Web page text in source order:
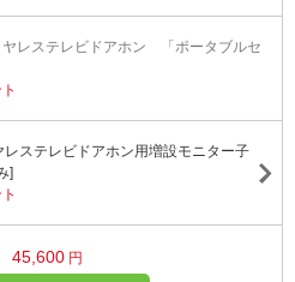
ヤレステレビドアホン 「ポータブルセ
ステレビドアホン用増設モニター子
]
45,600 円